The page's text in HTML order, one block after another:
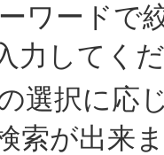
ワードで
力してく
選択に応
索が出来